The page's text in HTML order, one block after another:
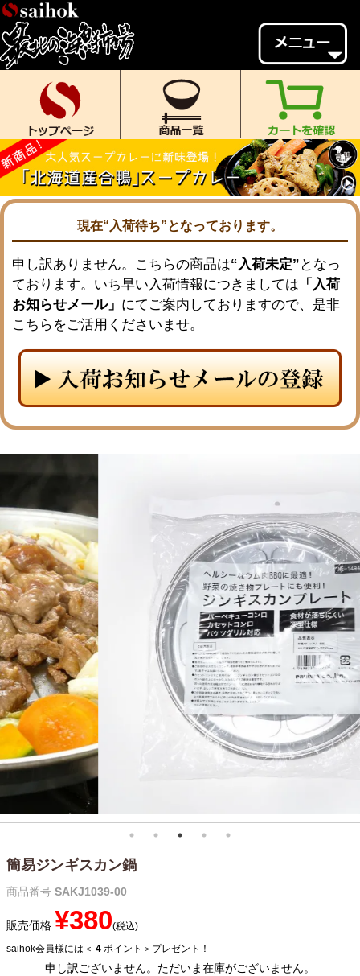
会員様メニュー
ゲスト
様、
いらっしゃいませ。
ご来店ありがとうございます。
新規会員登録 ログイン
MYページ MYクーポン
ポイント履歴 お気に入り
レビュー投稿 閲覧履歴
当店について
初めての方へ
返品について ご利用ガイド
メルマガ登録 お問合せ
現在“入荷待ち”となっております。
申し訳ありません。こちらの商品は“入荷未定” となっ
ております。いち早い入荷情報につきましては 「入荷
お知らせメール」 にてご案内しておりますので、是非
こちらをご活用くださいませ。
簡易ジンギスカン鍋
商品番号 SAKJ1039-00
販売価格 ¥380 税込
saihok会員様には＜ 4 ポイント＞プレゼント！
申し訳ございません。ただいま在庫がございません。